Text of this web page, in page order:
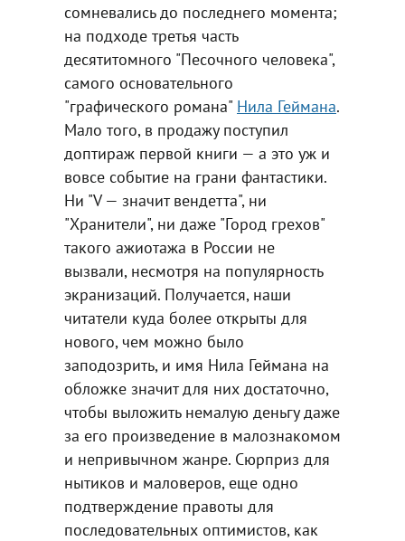
сомневались до последнего момента;
на подходе третья часть
десятитомного "Песочного человека",
самого основательного
"графического романа" Нила Геймана.
Мало того, в продажу поступил
доптираж первой книги — а это уж и
вовсе событие на грани фантастики.
Ни "V — значит вендетта", ни
"Хранители", ни даже "Город грехов"
такого ажиотажа в России не
вызвали, несмотря на популярность
экранизаций. Получается, наши
читатели куда более открыты для
нового, чем можно было
заподозрить, и имя Нила Геймана на
обложке значит для них достаточно,
чтобы выложить немалую деньгу даже
за его произведение в малознакомом
и непривычном жанре. Сюрприз для
нытиков и маловеров, еще одно
подтверждение правоты для
последовательных оптимистов, как